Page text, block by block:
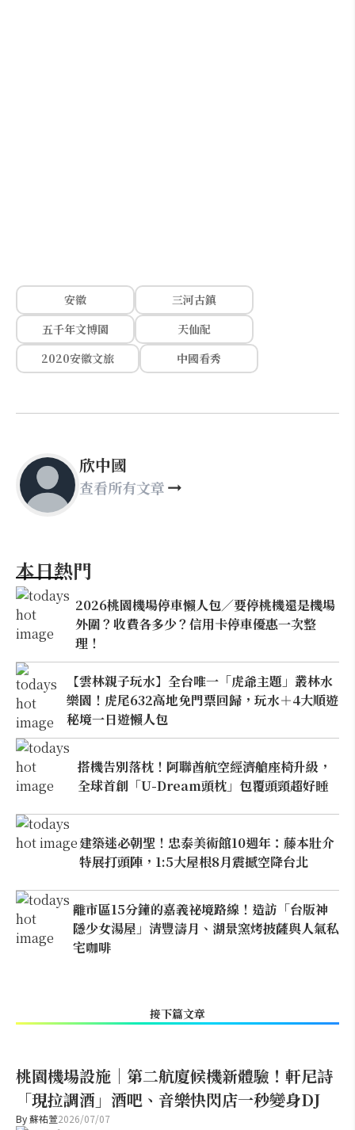
安徽
三河古鎮
五千年文博園
天仙配
2020安徽文旅
中國看秀
欣中國
查看所有文章
本日熱門
2026桃園機場停車懶人包／要停桃機還是機場
外圍？收費各多少？信用卡停車優惠一次整
理！
【雲林親子玩水】全台唯一「虎爺主題」叢林水
樂園！虎尾632高地免門票回歸，玩水＋4大順遊
秘境一日遊懶人包
搭機告別落枕！阿聯酋航空經濟艙座椅升級，
全球首創「U-Dream頭枕」包覆頭頸超好睡
建築迷必朝聖！忠泰美術館10週年：藤本壯介
特展打頭陣，1:5大屋根8月震撼空降台北
離市區15分鐘的嘉義祕境路線！造訪「台版神
隱少女湯屋」清豐濤月、湖景窯烤披薩與人氣私
宅咖啡
接下篇文章
桃園機場設施｜第二航廈候機新體驗！軒尼詩
「現拉調酒」酒吧、音樂快閃店一秒變身DJ
By蘇祐萱2026/07/07